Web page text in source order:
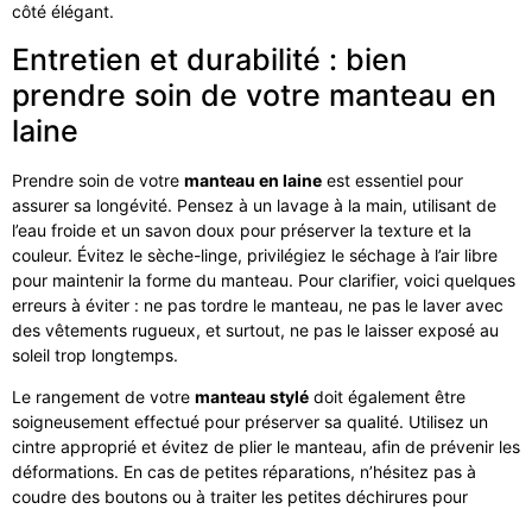
côté élégant.
Entretien et durabilité : bien
prendre soin de votre manteau en
laine
Prendre soin de votre manteau en laine est essentiel pour
assurer sa longévité. Pensez à un lavage à la main, utilisant de
l’eau froide et un savon doux pour préserver la texture et la
couleur. Évitez le sèche-linge, privilégiez le séchage à l’air libre
pour maintenir la forme du manteau. Pour clarifier, voici quelques
erreurs à éviter : ne pas tordre le manteau, ne pas le laver avec
des vêtements rugueux, et surtout, ne pas le laisser exposé au
soleil trop longtemps.
Le rangement de votre manteau stylé doit également être
soigneusement effectué pour préserver sa qualité. Utilisez un
cintre approprié et évitez de plier le manteau, afin de prévenir les
déformations. En cas de petites réparations, n’hésitez pas à
coudre des boutons ou à traiter les petites déchirures pour